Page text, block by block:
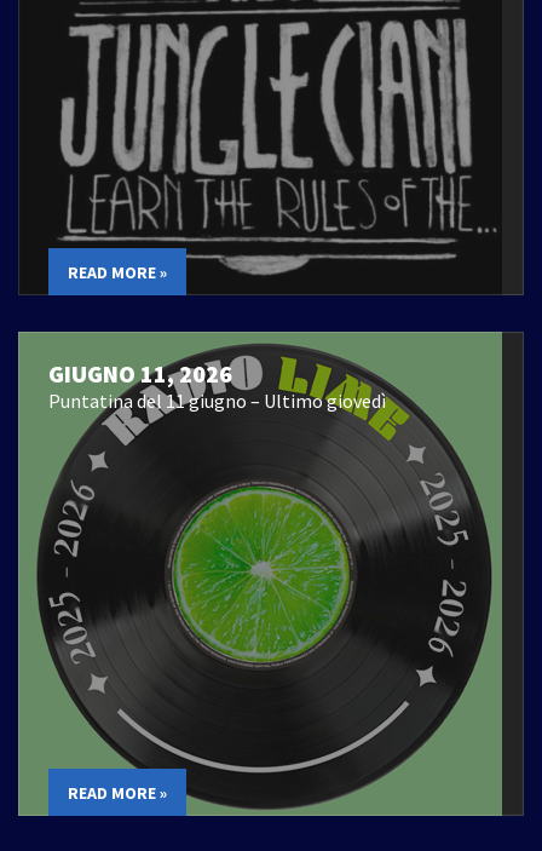
READ MORE »
GIUGNO 11, 2026
Puntatina del 11 giugno – Ultimo giovedì
READ MORE »